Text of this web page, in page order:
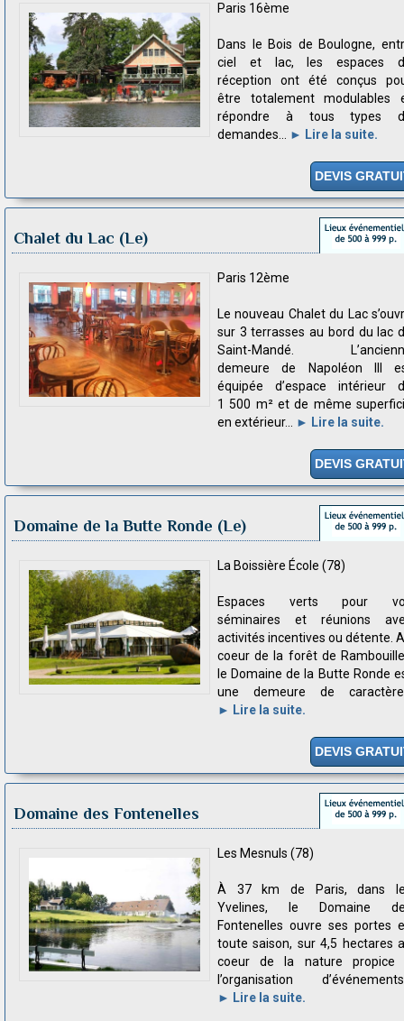
Paris 16ème
Dans le Bois de Boulogne,
ciel et lac, les espaces
réception ont été conçus
être totalement modulables
répondre à tous types
demandes...
► Lire la suite.
DEVIS
Chalet du Lac (Le)
Paris 12ème
Le nouveau Chalet du Lac
sur 3 terrasses au bord du lac
Saint-Mandé.
demeure de Napoléon III
équipée d’espace intérieur
1 500 m² et de même
en extérieur...
► Lire la suite.
DEVIS
Domaine de la Butte Ronde (Le)
La Boissière École (78)
Espaces verts pour
séminaires et réunions
activités incentives ou détente.
coeur de la forêt de
le Domaine de la Butte Ronde
une demeure de
► Lire la suite.
DEVIS
Domaine des Fontenelles
Les Mesnuls (78)
À 37 km de Paris, dans
Yvelines, le Domaine
Fontenelles ouvre ses portes
toute saison, sur 4,5 hectares
coeur de la nature propice
l’organisation
► Lire la suite.